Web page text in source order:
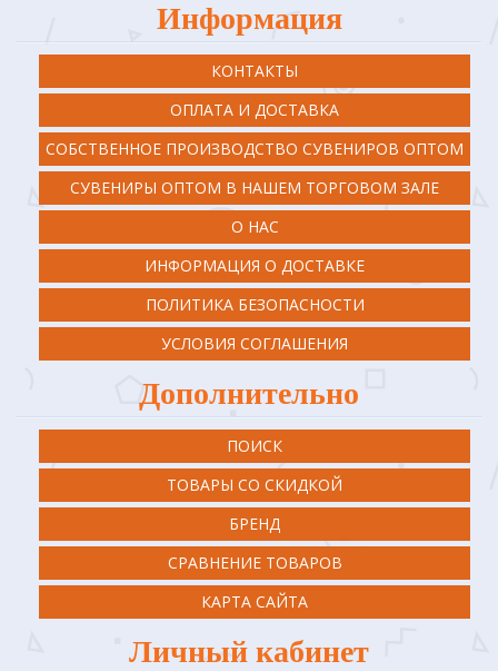
Информация
КОНТАКТЫ
ОПЛАТА И ДОСТАВКА
СОБСТВЕННОЕ ПРОИЗВОДСТВО СУВЕНИРОВ ОПТОМ
СУВЕНИРЫ ОПТОМ В НАШЕМ ТОРГОВОМ ЗАЛЕ
О НАС
ИНФОРМАЦИЯ О ДОСТАВКЕ
ПОЛИТИКА БЕЗОПАСНОСТИ
УСЛОВИЯ СОГЛАШЕНИЯ
Дополнительно
ПОИСК
ТОВАРЫ СО СКИДКОЙ
БРЕНД
СРАВНЕНИЕ ТОВАРОВ
КАРТА САЙТА
Личный кабинет